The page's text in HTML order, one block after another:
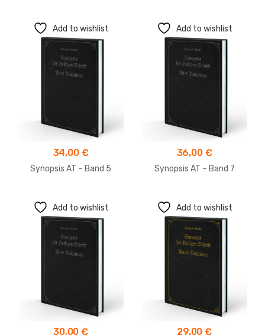
Add to wishlist
34,00 €
Synopsis AT – Band 5
Add to wishlist
36,00 €
Synopsis AT – Band 7
Add to wishlist
30,00€
Add to wishlist
29,00€